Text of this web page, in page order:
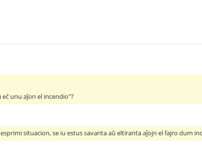
unu aĵon el incendio"?
situacion, se iu estus savanta aŭ eltiranta aĵojn el fajro dum